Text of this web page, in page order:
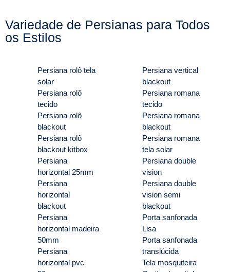
Variedade de Persianas para Todos
os Estilos
Persiana rolô tela
solar
Persiana rolô
tecido
Persiana rolô
blackout
Persiana rolô
blackout kitbox
Persiana
horizontal 25mm
Persiana
horizontal
blackout
Persiana
horizontal madeira
50mm
Persiana
horizontal pvc
Persiana vertical
blackout
Persiana romana
tecido
Persiana romana
blackout
Persiana romana
tela solar
Persiana double
vision
Persiana double
vision semi
blackout
Porta sanfonada
Lisa
Porta sanfonada
translúcida
Tela mosquiteira